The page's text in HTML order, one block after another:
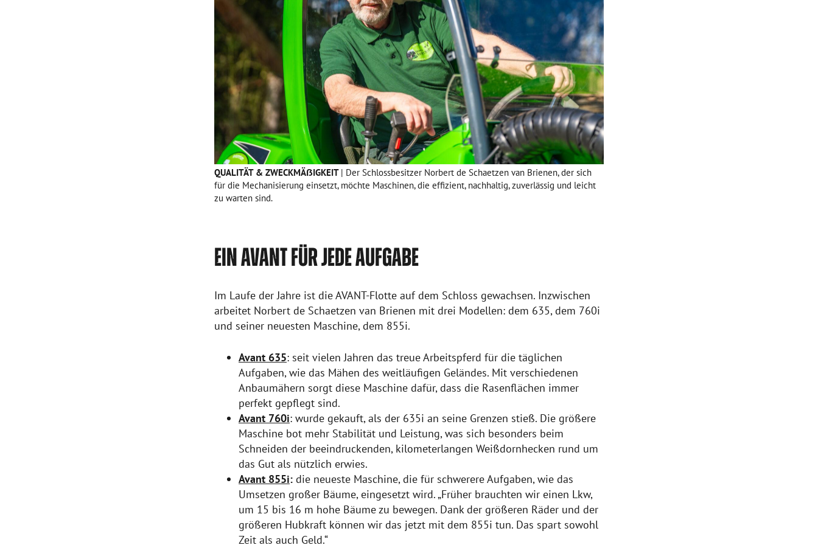
QUALITÄT & ZWECKMÄẞIGKEIT | Der Schlossbesitzer Norbert de Schaetzen van Brienen, der sich
für die Mechanisierung einsetzt, möchte Maschinen, die effizient, nachhaltig, zuverlässig und leicht
zu warten sind.
EIN AVANT FÜR JEDE AUFGABE
Im Laufe der Jahre ist die AVANT-Flotte auf dem Schloss gewachsen. Inzwischen
arbeitet Norbert de Schaetzen van Brienen mit drei Modellen: dem 635, dem 760i
und seiner neuesten Maschine, dem 855i.
Avant 635: seit vielen Jahren das treue Arbeitspferd für die täglichen
Aufgaben, wie das Mähen des weitläufigen Geländes. Mit verschiedenen
Anbaumähern sorgt diese Maschine dafür, dass die Rasenflächen immer
perfekt gepflegt sind.
Avant 760i: wurde gekauft, als der 635i an seine Grenzen stieß. Die größere
Maschine bot mehr Stabilität und Leistung, was sich besonders beim
Schneiden der beeindruckenden, kilometerlangen Weißdornhecken rund um
das Gut als nützlich erwies.
Avant 855i: die neueste Maschine, die für schwerere Aufgaben, wie das
Umsetzen großer Bäume, eingesetzt wird. „Früher brauchten wir einen Lkw,
um 15 bis 16 m hohe Bäume zu bewegen. Dank der größeren Räder und der
größeren Hubkraft können wir das jetzt mit dem 855i tun. Das spart sowohl
Zeit als auch Geld.“